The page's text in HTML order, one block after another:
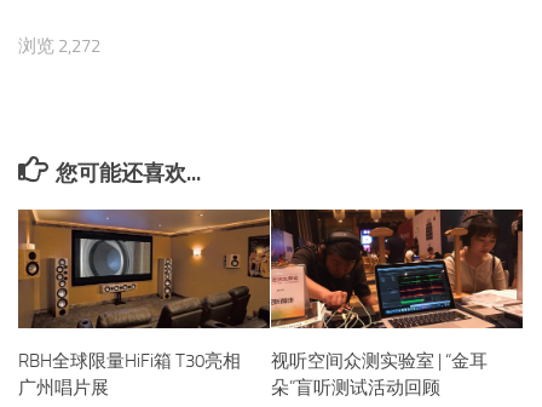
浏览 2,272
您可能还喜欢...
RBH全球限量HiFi箱 T30亮相
广州唱片展
视听空间众测实验室 | “金耳
朵”盲听测试活动回顾